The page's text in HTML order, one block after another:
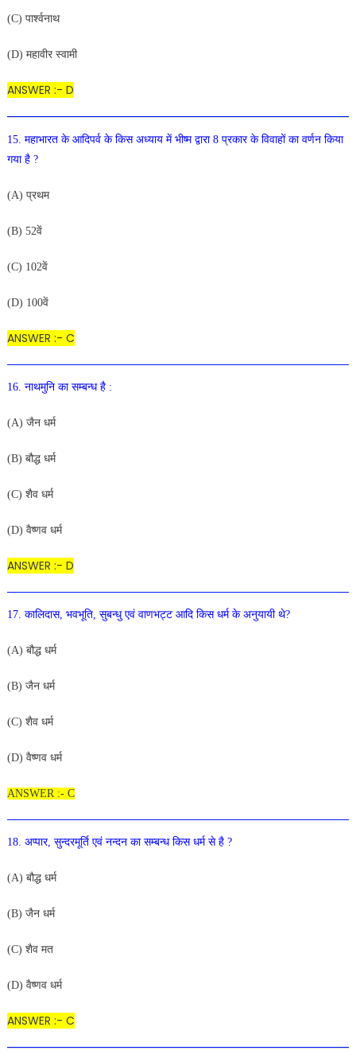
(C) पार्श्वनाथ
(D) महावीर स्वामी
ANSWER :- D
15. महाभारत के आदिपर्व के किस अध्याय में भीष्म द्वारा 8 प्रकार के विवाहों का वर्णन किया
गया है ?
(A) प्रथम
(B) 52वें
(C) 102वें
(D) 100वें
ANSWER :- C
16. नाथमुनि का सम्बन्ध है :
(A) जैन धर्म
(B) बौद्ध धर्म
(C) शैव धर्म
(D) वैष्णव धर्म
ANSWER :- D
17. कालिदास, भवभूति, सुबन्धु एवं वाणभट्ट आदि किस धर्म के अनुयायी थे?
(A) बौद्ध धर्म
(B) जैन धर्म
(C) शैव धर्म
(D) वैष्णव धर्म
ANSWER :- C
18. अप्पार, सुन्दरमूर्ति एवं नन्दन का सम्बन्ध किस धर्म से है ?
(A) बौद्ध धर्म
(B) जैन धर्म
(C) शैव मत
(D) वैष्णव धर्म
ANSWER :- C